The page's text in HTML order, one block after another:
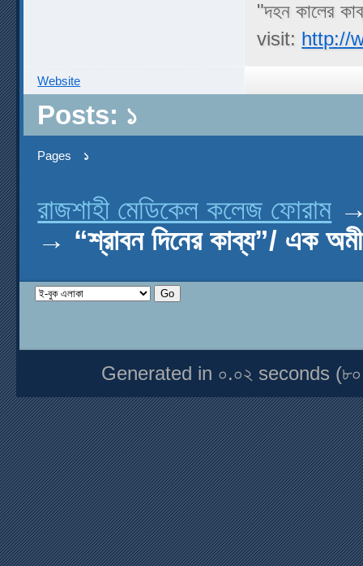
"দহন কালের
visit: http://
Website
Posts: ১
Pages ১
রাজশাহী মেডিকেল কলেজ ফোরাম
→ “শ্রাবন দিনের কাব্য”/ এক
Generated in ০.০২ seconds